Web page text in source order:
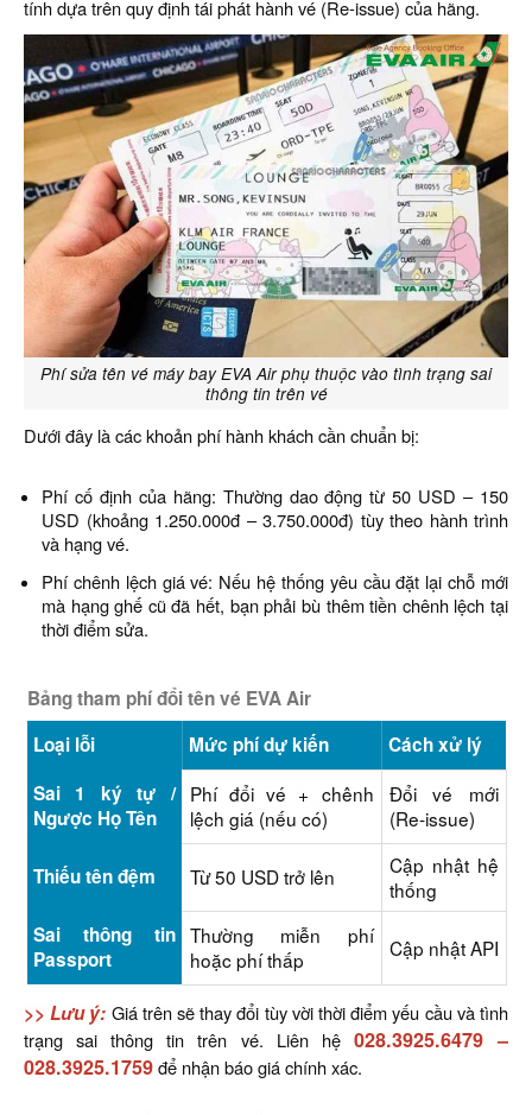
tính dựa trên quy định tái phát hành vé (Re-issue) của hãng.
Phí sửa tên vé máy bay EVA Air phụ thuộc vào tình trạng sai
thông tin trên vé
Dưới đây là các khoản phí hành khách cần chuẩn bị:
Phí cố định của hãng: Thường dao động từ 50 USD – 150
USD (khoảng 1.250.000đ – 3.750.000đ) tùy theo hành trình
và hạng vé.
Phí chênh lệch giá vé: Nếu hệ thống yêu cầu đặt lại chỗ mới
mà hạng ghế cũ đã hết, bạn phải bù thêm tiền chênh lệch tại
thời điểm sửa.
Bảng tham phí đổi tên vé EVA Air
Loại lỗi
Mức phí dự kiến
Cách xử lý
Sai 1 ký tự /
Ngược Họ Tên
Phí đổi vé + chênh
lệch giá (nếu có)
Đổi vé mới
(Re-issue)
Thiếu tên đệm Từ 50 USD trở lên
Cập nhật hệ
thống
Sai thông tin
Passport
Thường miễn phí
hoặc phí thấp
Cập nhật API
>> Lưu ý: Giá trên sẽ thay đổi tùy vời thời điểm yếu cầu và tình
trạng sai thông tin trên vé. Liên hệ 028.3925.6479–
028.3925.1759để nhận báo giá chính xác.